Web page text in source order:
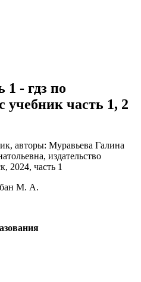
1 - гдз по
учебник часть 1, 2
М. А.